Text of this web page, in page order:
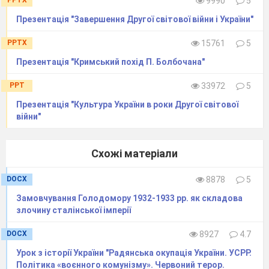
Бесіда з класом про виконання завдань на
2.Аналіз проведеної роботи і оцінка діяльності
учнів.
Домашнє завдання.
Додаток 1
З « Декларації Української Директорії» (
грудень 1918 р.)
« До повного вирішення земельної реформи
Директорія Української Народної Республіки
оголосила: всі дрібні селянські господарства і
Презентація "Завершення Другої світової війни і України"
PPTX 15761
5
Презентація "Кримський похід П. Болбочана"
PPT 33972
5
Презентація "Культура України в роки Другої світової
війни"
Схожі матеріали
DOCX 8878
5
Замовчування Голодомору 1932-1933 рр. як складова
злочину сталінської імперії
DOCX 8927
4.7
Урок з історії України "Радянська окупація України. УСРР.
Політика «воєнного комунізму». Червоний терор.